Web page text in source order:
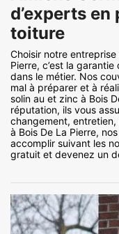
d’experts
toiture
Choisir notre
Pierre, c’est la
dans le métier. Nos
mal à préparer et à
solin au et zinc à Bois
réputation, ils vous
changement,
à Bois De La Pierre,
accomplir suivant les
gratuit et devenez un